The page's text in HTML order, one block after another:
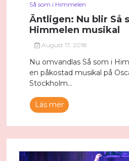
Så som i Himmelen
Äntligen: Nu blir Så
Himmelen musikal
August 17, 2018
Nu omvandlas Så som i
en påkostad musikal på
Stockholm...
Läs mer